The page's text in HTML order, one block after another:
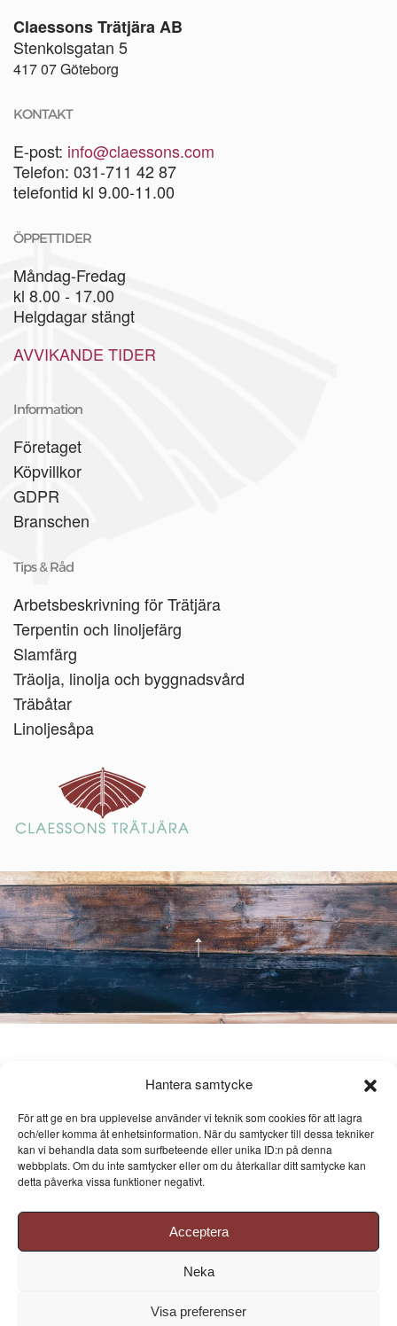
Hantera samtycke
För att ge en bra upplevelse använder vi teknik som cookies för att lagra
och/eller komma åt enhetsinformation. När du samtycker till dessa tekniker
kan vi behandla data som surfbeteende eller unika ID:n på denna
webbplats. Om du inte samtycker eller om du återkallar ditt samtycke kan
detta påverka vissa funktioner negativt.
Acceptera
Neka
Visa preferenser
Claessons Trätjära AB
Stenkolsgatan 5
417 07 Göteborg
KONTAKT
E-post: info@claessons.com
Telefon: 031-711 42 87
telefontid kl 9.00-11.00
ÖPPETTIDER
Måndag-Fredag
kl 8.00 - 17.00
Helgdagar stängt
AVVIKANDE TIDER
Information
Företaget
Köpvillkor
GDPR
Branschen
Tips & Råd
Arbetsbeskrivning för Trätjära
Terpentin och linoljefärg
Slamfärg
Träolja, linolja och byggnadsvård
Träbåtar
Linoljesåpa